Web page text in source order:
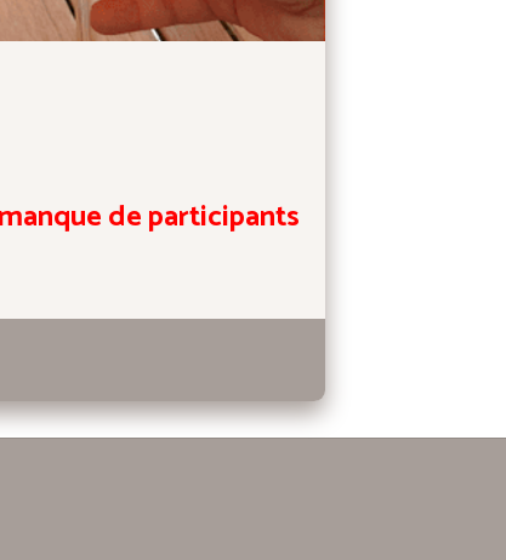
de participants